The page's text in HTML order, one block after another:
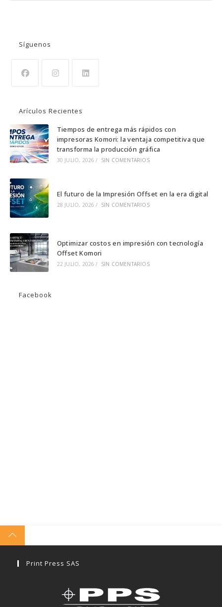
Síguenos
una
nueva
pestaña
una
nueva
pestaña
una
nueva
pestaña
Arículos Recientes
Tiempos de entrega más rápidos con
impresoras Komori: la ventaja competitiva que
transforma la producción gráfica
30 JULIO, 2026 / SIN COMENTARIOS
El futuro de la Impresión Offset en la era digital
28 JULIO, 2026 / SIN COMENTARIOS
Optimizar costos en impresión con tecnología
Offset Komori
22 JULIO, 2026 / SIN COMENTARIOS
Facebook
Print Press SAS